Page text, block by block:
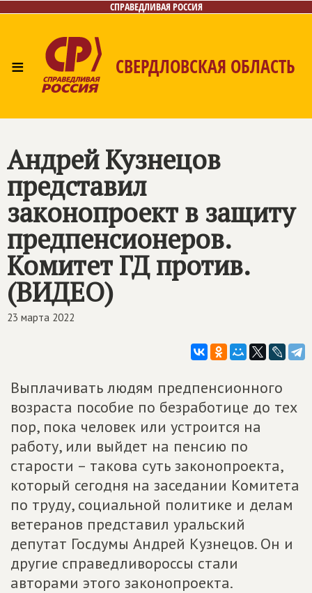
СПРАВЕДЛИВАЯ РОССИЯ
≡ СВЕРДЛОВСКАЯ ОБЛАСТЬ
Контакты
Андрей Кузнецов
представил
законопроект в защиту
предпенсионеров.
Комитет ГД против.
(ВИДЕО)
23 марта 2022
Выплачивать людям предпенсионного
возраста пособие по безработице до тех
пор, пока человек или устроится на
работу, или выйдет на пенсию по
старости – такова суть законопроекта,
который сегодня на заседании Комитета
по труду, социальной политике и делам
ветеранов представил уральский
депутат Госдумы Андрей Кузнецов. Он и
другие справедливороссы стали
авторами этого законопроекта.